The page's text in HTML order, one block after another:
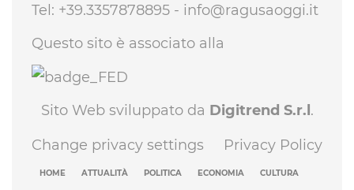
Tel: +39.3357878895 - info@ragusaoggi.it
Questo sito è associato alla
Sito Web sviluppato da Digitrend S.r.l .
Change privacy settings
Privacy Policy
HOME ATTUALITÀ POLITICA ECONOMIA CULTURA